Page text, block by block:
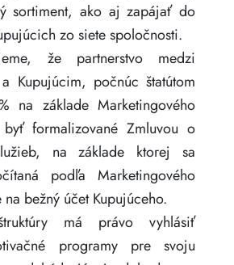
sortiment, ako aj zapájať do
zo siete spoločnosti.
že partnerstvo medzi
Kupujúcim, počnúc štatútom
na základe Marketingového
formalizované Zmluvou o
na základe ktorej sa
podľa Marketingového
bežný účet Kupujúceho.
má právo vyhlásiť
programy pre svoju